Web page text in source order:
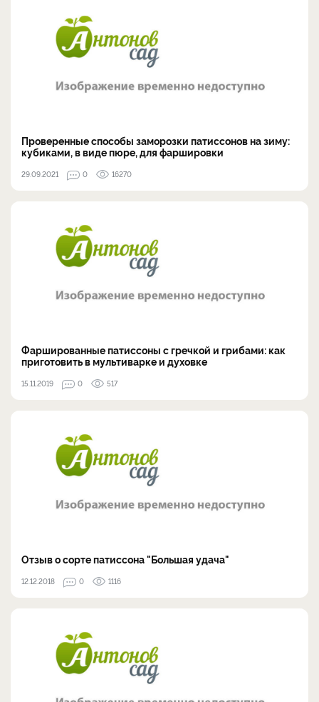
Проверенные способы заморозки патиссонов на зиму:
кубиками, в виде пюре, для фаршировки
29.09.2021 0 16270
Фаршированные патиссоны с гречкой и грибами: как
приготовить в мультиварке и духовке
15.11.2019 0 517
Отзыв о сорте патиссона "Большая удача"
12.12.2018 0 1116